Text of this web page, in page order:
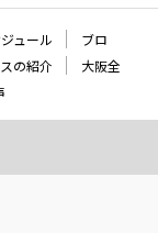
ュール
ブロ
の紹介
大阪全